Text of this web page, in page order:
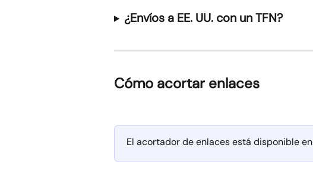
¿Envíos a EE. UU. con un TFN?
Cómo acortar enlaces
El acortador de enlaces está disponible